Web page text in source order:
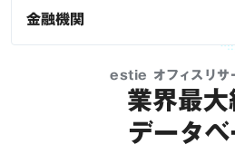
金融機関
estie オフィスリサ
業界最大
データベ